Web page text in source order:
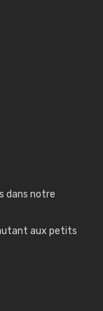
dans notre
aux petits